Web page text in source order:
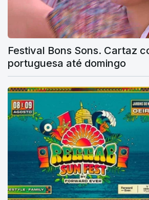
Festival Bons Sons. Cartaz
portuguesa até domingo